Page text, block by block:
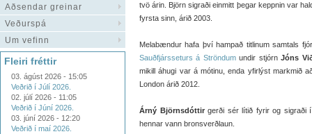
Aðsendar greinar
Veðurspá
Um vefinn
Fleiri fréttir
03. ágúst 2026 - 15:05
Veðrið í Júlí 2026.
02. júlí 2026 - 11:05
Veðrið í Júní 2026.
03. júní 2026 - 12:20
Veðrið í maí 2026.
tvö árin. Björn sigraði einmitt þegar keppnin var
fyrsta sinn, árið 2003.
Melabændur hafa því hampað titlinum samtals
Sauðfjársseturs á Ströndumundir stjórnJóns
mikill áhugi var á mótinu, enda yfirlýst markmið
London árið 2012.
Árný Björnsdóttirgerði sér lítið fyrir og sigraði
hennar vann bronsverðlaun.